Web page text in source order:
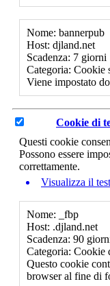
Nome: bannerpub
Host: djland.net
Scadenza: 7 giorni
Categoria: Cookie
Viene impostato
Cookie di
Questi cookie
Possono essere
correttamente.
Visualizza il
Nome: _fbp
Host: .djland.net
Scadenza: 90
Categoria: Cookie
Questo cookie
browser al fine di